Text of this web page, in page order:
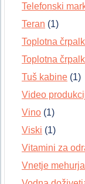
Telefonski
Teran (1)
Toplotna
Toplotna
Tuš kabine (1)
Video
Vino (1)
Viski (1)
Vitamini za
Vnetje mehurja